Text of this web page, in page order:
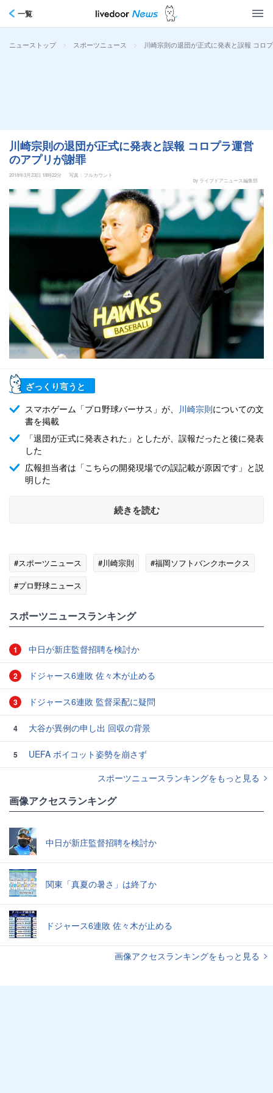
一覧
ニューストップ > スポーツニュース > 川崎宗則の退団が正式に発表と誤報 コロ
川崎宗則の退団が正式に発表と誤報 コロプラ運営
のアプリが謝罪
2018年3月23日 18時22分
写真：フルカウント
by ライブドアニュース編集部
ざっくり言うと
スマホゲーム「プロ野球バーサス」が、 川崎宗則についての文
書を掲載
「退団が正式に発表された」としたが、誤報だったと後に発表
した
広報担当者は「こちらの開発現場での誤記載が原因です」と説
明した
続きを読む
#スポーツニュース #川崎宗則
#福岡ソフトバンクホークス
#プロ野球ニュース
スポーツニュースランキング
1 中日が新庄監督招聘を検討か
2 ドジャース6連敗 佐々木が止める
3 ドジャース6連敗 監督采配に疑問
4 大谷が異例の申し出 回収の背景
5
UEFA ボイコット姿勢を崩さず
スポーツニュースランキングをもっと見る
画像アクセスランキング
中日が新庄監督招聘を検討か
関東「真夏の暑さ」は終了か
ドジャース6連敗 佐々木が止める
画像アクセスランキングをもっと見る